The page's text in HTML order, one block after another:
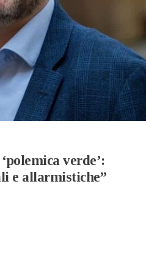
verde’:
e allarmistiche”